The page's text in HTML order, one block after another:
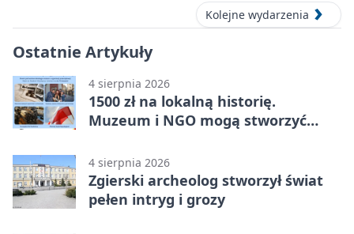
Kolejne wydarzenia
Ostatnie Artykuły
4 sierpnia 2026
1500 zł na lokalną historię.
Muzeum i NGO mogą stworzyć
4 sierpnia 2026
Zgierski archeolog stworzył świat
pełen intryg i grozy